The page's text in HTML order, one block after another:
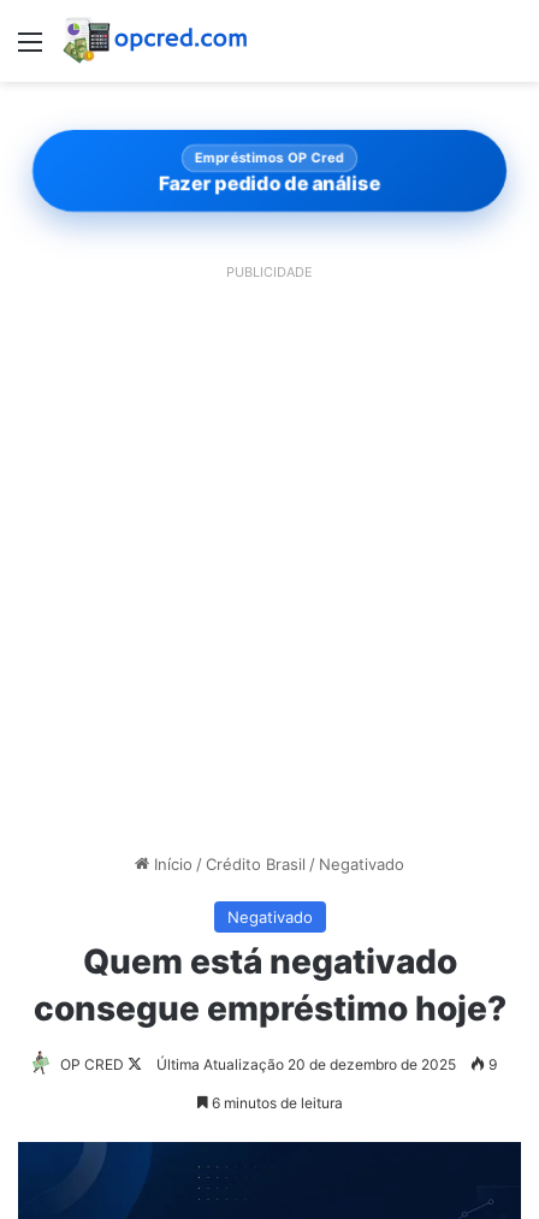
Menu
Empréstimos OP Cred
Fazer pedido de análise
PUBLICIDADE
Início /Crédito Brasil / Negativado
Negativado
Quem está negativado
consegue empréstimo hoje?
OP CRED
Follow
Última Atualização 20 de dezembro de 2025 9
6 minutos de leitura